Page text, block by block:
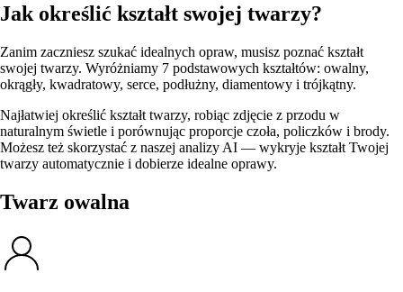
Jak określić kształt swojej twarzy?
Zanim zaczniesz szukać idealnych opraw, musisz poznać kształt
swojej twarzy. Wyróżniamy 7 podstawowych kształtów: owalny,
okrągły, kwadratowy, serce, podłużny, diamentowy i trójkątny.
Najłatwiej określić kształt twarzy, robiąc zdjęcie z przodu w
naturalnym świetle i porównując proporcje czoła, policzków i brody.
Możesz też skorzystać z naszej analizy AI — wykryje kształt Twojej
twarzy automatycznie i dobierze idealne oprawy.
Twarz owalna